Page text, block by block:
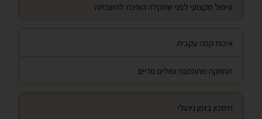
טיפול מקצועי לפני שתקלה הופכת להשבתה
איכות קפה עקבית
תחזוקה מתוזמנת ופולים טריים
חיסכון בזמן ניהולי